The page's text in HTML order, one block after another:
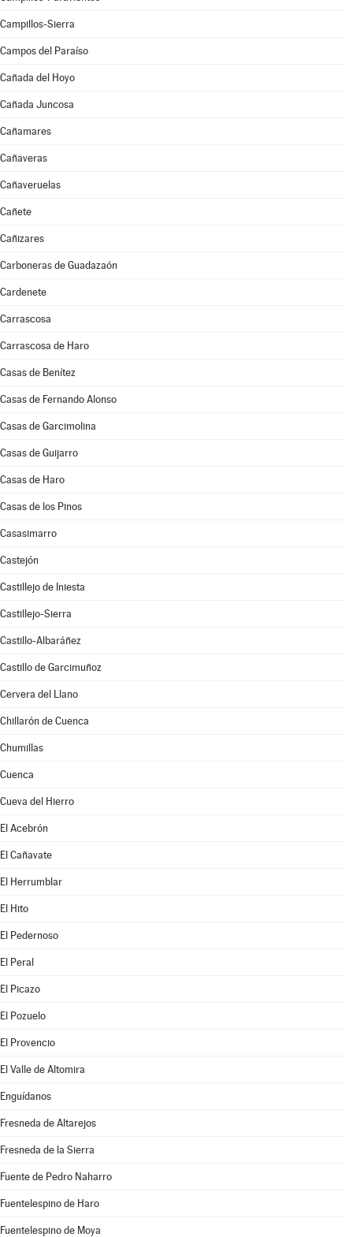
Campillos-Sierra
Campos del Paraíso
Cañada del Hoyo
Cañada Juncosa
Cañamares
Cañaveras
Cañaveruelas
Cañete
Cañizares
Carboneras de Guadazaón
Cardenete
Carrascosa
Carrascosa de Haro
Casas de Benítez
Casas de Fernando Alonso
Casas de Garcimolina
Casas de Guijarro
Casas de Haro
Casas de los Pinos
Casasimarro
Castejón
Castillejo de Iniesta
Castillejo-Sierra
Castillo-Albaráñez
Castillo de Garcimuñoz
Cervera del Llano
Chillarón de Cuenca
Chumillas
Cuenca
Cueva del Hierro
El Acebrón
El Cañavate
El Herrumblar
El Hito
El Pedernoso
El Peral
El Picazo
El Pozuelo
El Provencio
El Valle de Altomira
Enguídanos
Fresneda de Altarejos
Fresneda de la Sierra
Fuente de Pedro Naharro
Fuentelespino de Haro
Fuentelespino de Moya